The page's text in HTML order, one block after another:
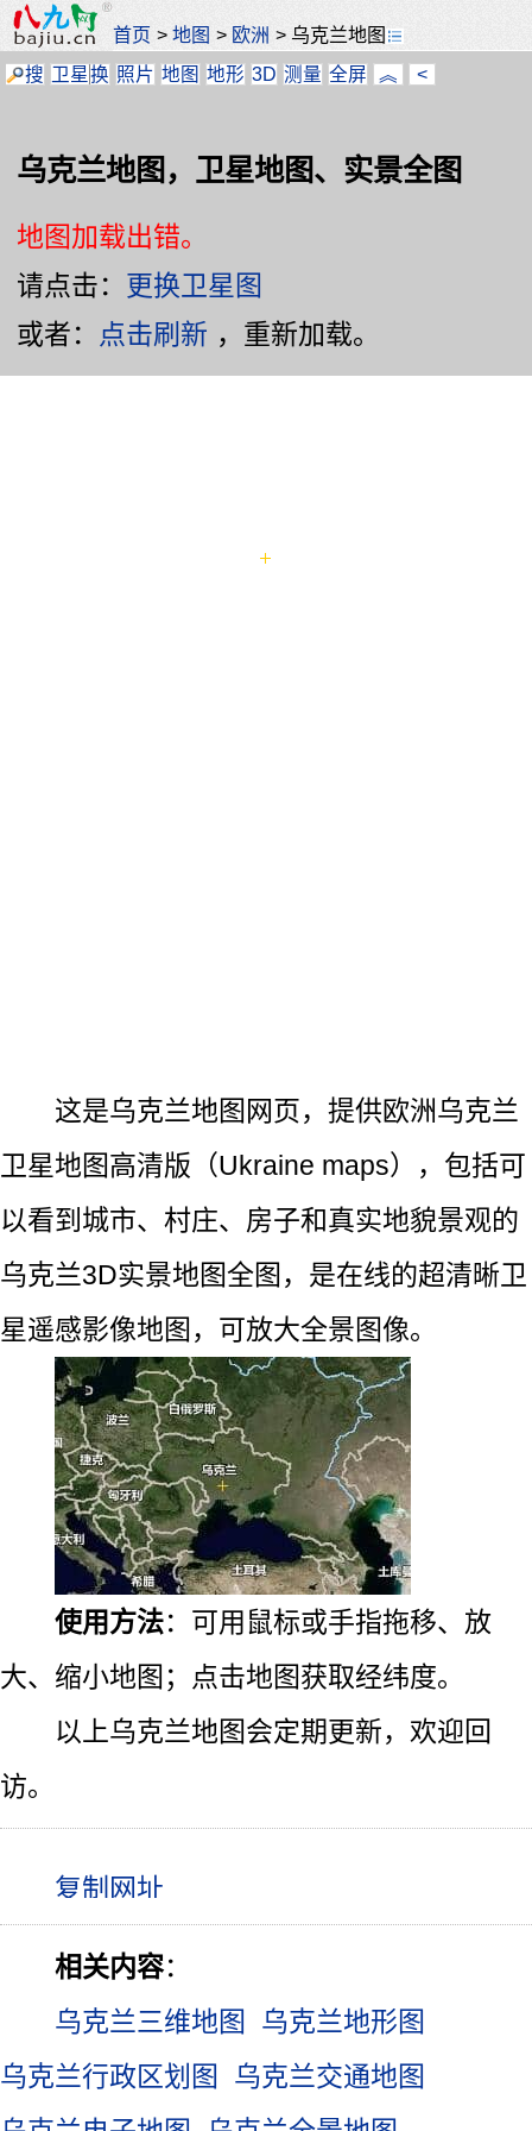
首页 >地图 > 欧洲 > 乌克兰地图
搜 卫星换 照片 地图 地形 3D 测量 全屏 ︽ <
乌克兰地图，卫星地图、实景全图
地图加载出错。
请点击： 更换卫星图
或者：
点击刷新 ，重新加载。
这是乌克兰地图网页，提供欧洲乌克兰
卫星地图高清版（Ukraine maps），包括可
以看到城市、村庄、房子和真实地貌景观的
乌克兰3D实景地图全图，是在线的超清晰卫
星遥感影像地图，可放大全景图像。
使用方法：可用鼠标或手指拖移、放
大、缩小地图；点击地图获取经纬度。
以上乌克兰地图会定期更新，欢迎回
访。
相关内容：
乌克兰三维地图
乌克兰地形图
乌克兰行政区划图
乌克兰交通地图